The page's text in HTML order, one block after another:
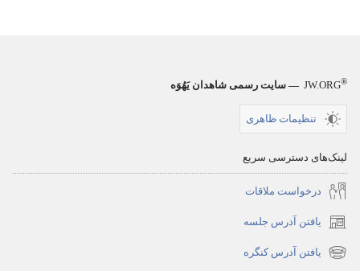
JW.ORG® — سایت رسمی شاهدان یَهُوَه
تنظیمات ظاهری
لینک‌های دسترسی سریع
درخواست ملاقات
یافتن آدرس جلسه
(پنجره‌ای
جدید
یافتن آدرس کنگره
(پنجره‌ای